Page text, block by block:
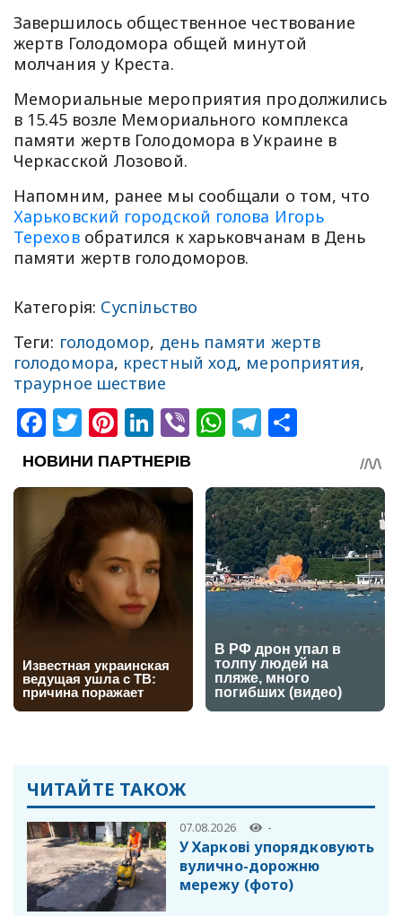
Завершилось общественное чествование
жертв Голодомора общей минутой
молчания у Креста.
Мемориальные мероприятия продолжились
в 15.45 возле Мемориального комплекса
памяти жертв Голодомора в Украине в
Черкасской Лозовой.
Напомним, ранее мы сообщали о том, что
Харьковский городской голова Игорь
Тереховобратился к харьковчанам в День
памяти жертв голодоморов.
Категорія: Суспільство
Теги: голодомор, день памяти жертв
голодомора, крестный ход, мероприятия,
траурное шествие
Facebook
Twitter
Pinterest
LinkedIn
ViberWhatsApp
Telegram
ЧИТАЙТЕ ТАКОЖ
07.08.2026 -
У Харкові упорядковують
вулично-дорожню
мережу (фото)